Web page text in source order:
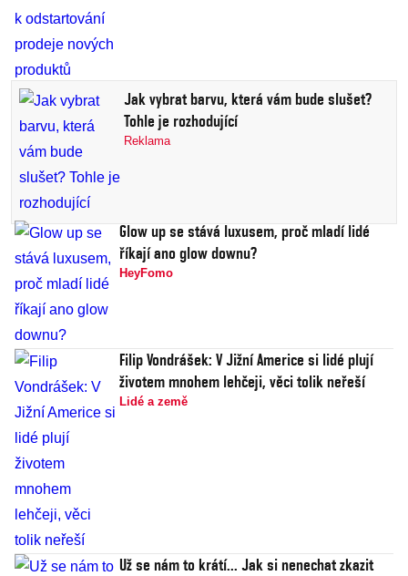
Jak vybrat barvu, která vám bude slušet?
Tohle je rozhodující
Reklama
Glow up se stává luxusem, proč mladí lidé
říkají ano glow downu?
HeyFomo
Filip Vondrášek: V Jižní Americe si lidé plují
životem mnohem lehčeji, věci tolik neřeší
Lidé a země
Už se nám to krátí... Jak si nenechat zkazit